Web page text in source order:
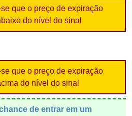
que o preço de expiração
do nível do sinal
que o preço de expiração
do nível do sinal
de entrar em um